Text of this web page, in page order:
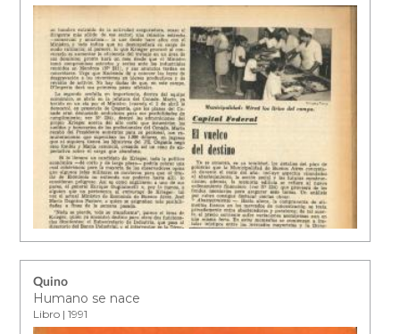
Quino
Humano se nace
Libro | 1991